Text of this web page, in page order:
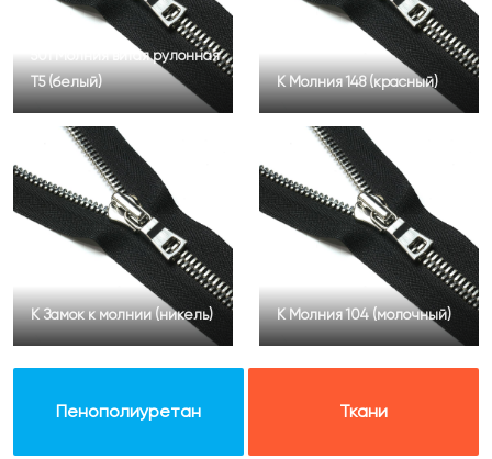
501 Молния витая рулонная
Т5 (белый)
К Замок к молнии (никель)
К Молния 148 (красный)
К Молния 104 (молочный)
Пенополиуретан Ткани